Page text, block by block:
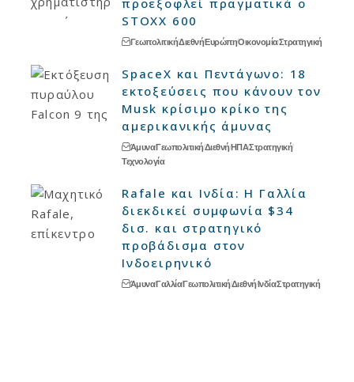
προεξοφλεί πραγματικά ο
STOXX 600
ΓεωπολιτικήΔιεθνήΕυρώπηΟικονομίαΣτρατηγική
SpaceX και Πεντάγωνο: 18
εκτοξεύσεις που κάνουν τον
Musk κρίσιμο κρίκο της
αμερικανικής άμυνας
ΆμυναΓεωπολιτικήΔιεθνήΗΠΑΣτρατηγική
Τεχνολογία
Rafale και Ινδία: Η Γαλλία
διεκδικεί συμφωνία $34
δισ. και στρατηγικό
προβάδισμα στον
Ινδοειρηνικό
ΆμυναΓαλλίαΓεωπολιτικήΔιεθνήΙνδίαΣτρατηγική